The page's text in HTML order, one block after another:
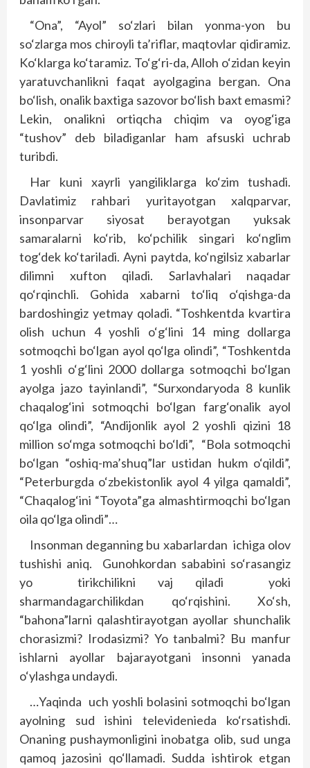
“Ona”, “Ayol” so‘zlari bilan yonma-yon bu
so‘zlarga mos chiroyli ta’riflar, maqtovlar qidiramiz.
Ko‘klarga ko‘taramiz. To‘g‘ri-da, Alloh o‘zidan keyin
yaratuvchanlikni faqat ayolgagina bergan. Ona
bo‘lish, onalik baxtiga sazovor bo‘lish baxt emasmi?
Lekin, onalikni ortiqcha chiqim va oyog‘iga
“tushov” deb biladiganlar ham afsuski uchrab
turibdi.
Har kuni xayrli yangiliklarga ko‘zim tushadi.
Davlatimiz rahbari yuritayotgan xalqparvar,
insonparvar siyosat berayotgan yuksak
samaralarni ko‘rib, ko‘pchilik singari ko‘nglim
tog‘dek ko‘tariladi. Ayni paytda, ko‘ngilsiz xabarlar
dilimni xufton qiladi. Sarlavhalari naqadar
qo‘rqinchli. Gohida xabarni to‘liq o‘qishga-da
bardoshingiz yetmay qoladi. “Toshkentda kvartira
olish uchun 4 yoshli o‘g‘lini 14 ming dollarga
sotmoqchi bo‘lgan ayol qo‘lga olindi”, “Toshkentda
1 yoshli o‘g‘lini 2000 dollarga sotmoqchi bo‘lgan
ayolga jazo tayinlandi”, “Surxondaryoda 8 kunlik
chaqalog‘ini sotmoqchi bo‘lgan farg‘onalik ayol
qo‘lga olindi”, “Andijonlik ayol 2 yoshli qizini 18
million so‘mga sotmoqchi bo‘ldi”, “Bola sotmoqchi
bo‘lgan “oshiq-ma’shuq”lar ustidan hukm o‘qildi”,
“Peterburgda o‘zbekistonlik ayol 4 yilga qamaldi”,
“Chaqalog‘ini “Toyota”ga almashtirmoqchi bo‘lgan
oila qo‘lga olindi”…
Insonman deganning bu xabarlardan ichiga olov
tushishi aniq. Gunohkordan sababini so‘rasangiz
yo tirikchilikni vaj qiladi yoki
sharmandagarchilikdan qo‘rqishini. Xo‘sh,
“bahona”larni qalashtirayotgan ayollar shunchalik
chorasizmi? Irodasizmi? Yo tanbalmi? Bu manfur
ishlarni ayollar bajarayotgani insonni yanada
o‘ylashga undaydi.
…Yaqinda uch yoshli bolasini sotmoqchi bo‘lgan
ayolning sud ishini televidenieda ko‘rsatishdi.
Onaning pushaymonligini inobatga olib, sud unga
qamoq jazosini qo‘llamadi. Sudda ishtirok etgan